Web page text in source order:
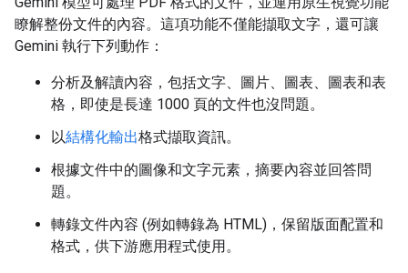
瞭解整份文件的內容。這項功能不僅能擷取文字，還可讓
Gemini 執行下列動作：
分析及解讀內容，包括文字、圖片、圖表、圖表和表
格，即使是長達 1000 頁的文件也沒問題。
以結構化輸出格式擷取資訊。
根據文件中的圖像和文字元素，摘要內容並回答問
題。
轉錄文件內容 (例如轉錄為 HTML)，保留版面配置和
格式，供下游應用程式使用。